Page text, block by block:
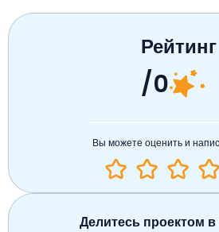
Рейтинг
/0
Вы можете оценить и
Делитесь проектом в